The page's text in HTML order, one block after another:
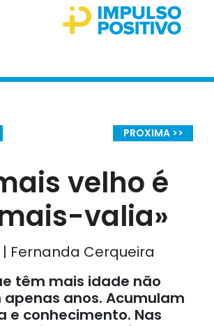
PROXIMA >>
velho é
valia»
| Fernanda Cerqueira
têm mais idade não
anos. Acumulam
e conhecimento. Nas